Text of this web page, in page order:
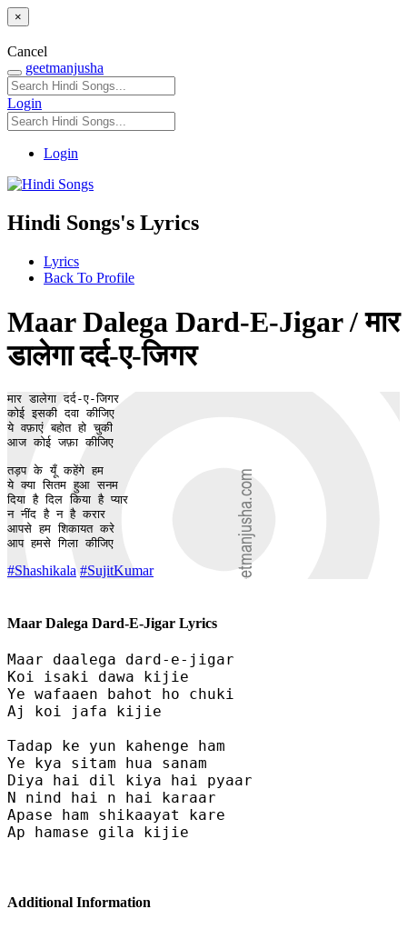
×
Cancel
geetmanjusha
Login
Login
Hindi Songs's Lyrics
Lyrics
Back To Profile
Maar Dalega Dard-E-Jigar / मार
डालेगा दर्द-ए-जिगर
मार डालेगा दर्द-ए-जिगर
कोई इसकी दवा कीजिए
ये वफ़ाएं बहोत हो चुकी
आज कोई जफ़ा कीजिए
तड़प के यूँ कहेंगे हम
ये क्या सितम हुआ सनम
दिया है दिल किया है प्यार
न नींद है न है करार
आपसे हम शिकायत करे
आप हमसे गिला कीजिए
#Shashikala #SujitKumar
Maar Dalega Dard-E-Jigar Lyrics
Maar daalega dard-e-jigar
Koi isaki dawa kijie
Ye wafaaen bahot ho chuki
Aj koi jafa kijie
Tadap ke yun kahenge ham
Ye kya sitam hua sanam
Diya hai dil kiya hai pyaar
N nind hai n hai karaar
Apase ham shikaayat kare
Ap hamase gila kijie
Additional Information